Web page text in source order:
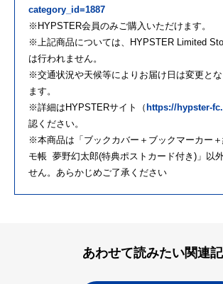
category_id=1887
※HYPSTER会員のみご購入いただけます。
※上記商品については、HYPSTER Limited
は行われません。
※交通状況や天候等によりお届け日は変更と
ます。
※詳細はHYPSTERサイト（ https://hypster-
認ください。
※本商品は「ブックカバー＋ブックマーカー
モ帳 夢野幻太郎(特典ポストカード付き)」以
せん。あらかじめご了承ください
あわせて読みたい関連